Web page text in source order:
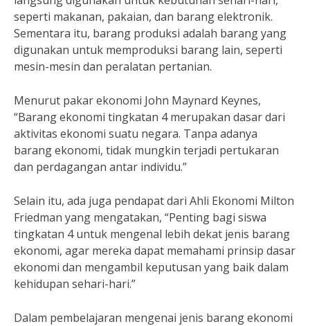
seperti makanan, pakaian, dan barang elektronik.
Sementara itu, barang produksi adalah barang yang
digunakan untuk memproduksi barang lain, seperti
mesin-mesin dan peralatan pertanian.
Menurut pakar ekonomi John Maynard Keynes,
“Barang ekonomi tingkatan 4 merupakan dasar dari
aktivitas ekonomi suatu negara. Tanpa adanya
barang ekonomi, tidak mungkin terjadi pertukaran
dan perdagangan antar individu.”
Selain itu, ada juga pendapat dari Ahli Ekonomi Milton
Friedman yang mengatakan, “Penting bagi siswa
tingkatan 4 untuk mengenal lebih dekat jenis barang
ekonomi, agar mereka dapat memahami prinsip dasar
ekonomi dan mengambil keputusan yang baik dalam
kehidupan sehari-hari.”
Dalam pembelajaran mengenai jenis barang ekonomi